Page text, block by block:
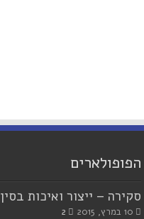
הפופולארים
סקירה – ייצור ואיכות בסין
10 במרץ, 2015 2